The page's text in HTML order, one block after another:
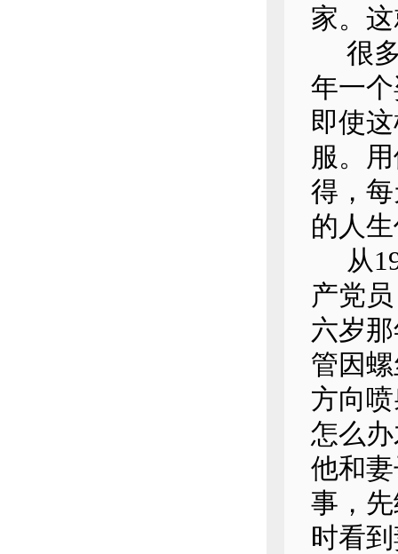
家。
很多
年一
即使
服。
得，
的人
从
产党
六岁
管因
方向
怎么
他和
事，
时看